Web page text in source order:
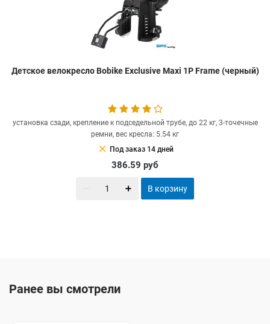
Детское велокресло Bobike Exclusive Maxi 1P Frame (черный)
установка сзади, крепление к подседельной трубе, до 22 кг, 3-точечные
ремни, вес кресла: 5.54 кг
clear Под заказ 14 дней
386.59 руб
В корзину
Ранее вы смотрели